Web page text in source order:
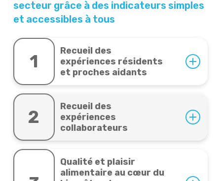
secteur grâce à des indicateurs simples
et accessibles à tous
1
Recueil des
expériences résidents
et proches aidants
2
Recueil des
expériences
collaborateurs
Qualité et plaisir
alimentaire au cœur du